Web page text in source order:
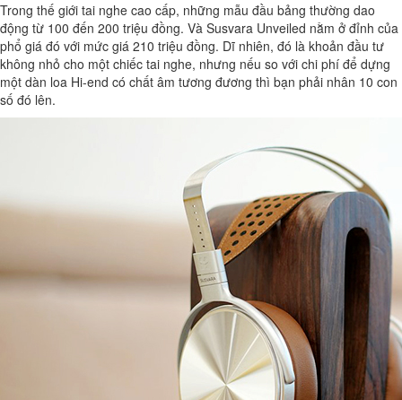
Trong thế giới tai nghe cao cấp, những mẫu đầu bảng thường dao
động từ 100 đến 200 triệu đồng. Và Susvara Unveiled nằm ở đỉnh của
phổ giá đó với mức giá 210 triệu đồng. Dĩ nhiên, đó là khoản đầu tư
không nhỏ cho một chiếc tai nghe, nhưng nếu so với chi phí để dựng
một dàn loa Hi-end có chất âm tương đương thì bạn phải nhân 10 con
số đó lên.